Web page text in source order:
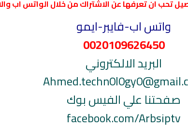
تحب ان تعرفها عن الاشتراك من خلال الواتس اب
واتس اب-فايبر-ايمو
0020109626450
البريد الالكتروني
صفحتنا علي الفيس بوك
facebook.com/Arbsiptv